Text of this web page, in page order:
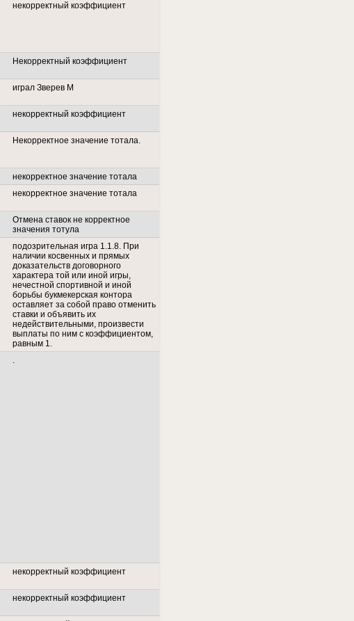
некорректный коэффициент
Некорректный коэффициент
играл Зверев М
некорректный коэффициент
Некорректное значение тотала.
некорректное значение тотала
некорректное значение тотала
Отмена ставок не корректное
значения тотула
подозрительная игра 1.1.8. При
наличии косвенных и прямых
доказательств договорного
характера той или иной игры,
нечестной спортивной и иной
борьбы букмекерская контора
оставляет за собой право отменить
ставки и объявить их
недействительными, произвести
выплаты по ним с коэффициентом,
равным 1.
.
некорректный коэффициент
некорректный коэффициент